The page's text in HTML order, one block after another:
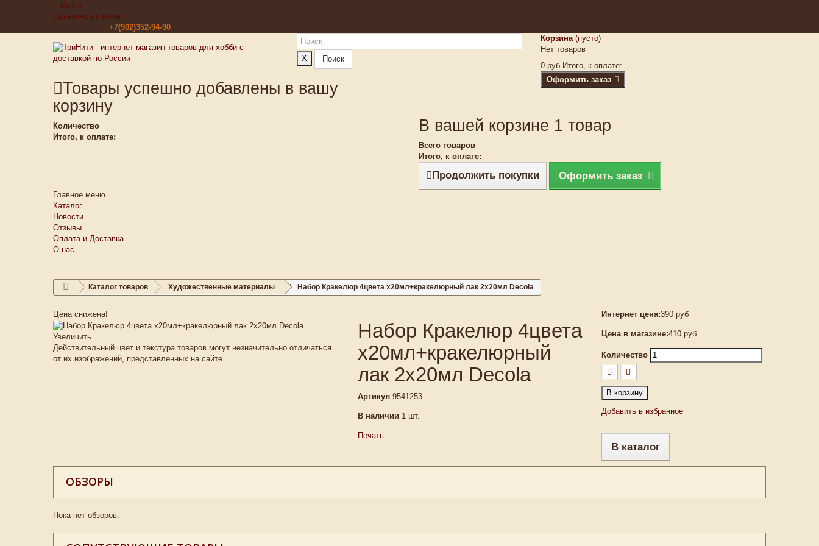
Войти
Свяжитесь с нами
+7(902)352-94-90
X Поиск
Корзина (пусто)
Нет товаров
0 руб Итого, к оплате:
Оформить заказ
Товары успешно добавлены в вашу
корзину
Количество
Итого, к оплате:
В вашей корзине 1 товар
Всего товаров
Итого, к оплате:
Продолжить покупки Оформить заказ
Главное меню
Каталог
Новости
Отзывы
Оплата и Доставка
О нас
Каталог товаров Художественные материалы Набор Кракелюр 4цвета х20мл+кракелюрный лак 2х20мл Decola
Цена снижена!
Увеличить
Действительный цвет и текстура товаров могут незначительно отличаться
от их изображений, представленных на сайте.
Набор Кракелюр 4цвета
х20мл+кракелюрный
лак 2х20мл Decola
Артикул 9541253
В наличии 1 шт.
Печать
Интернет цена:390 руб
Цена в магазине:410 руб
Количество
В корзину
Добавить в избранное
В каталог
ОБЗОРЫ
Пока нет обзоров.